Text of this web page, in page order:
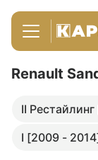
Renault
II
I [2009 -